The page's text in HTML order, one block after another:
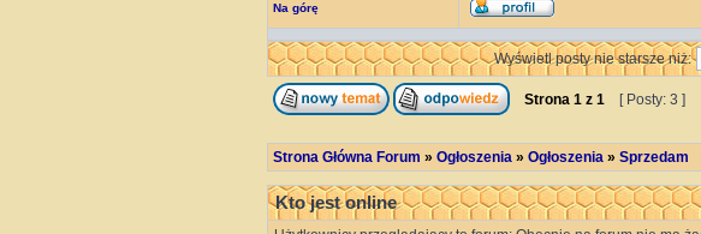
Na górę
Wyświetl posty nie starsze niż:
Strona 1 z 1 [ Posty: 3 ]
Strona Główna Forum » Ogłoszenia » Ogłoszenia » Sprzedam
Kto jest online